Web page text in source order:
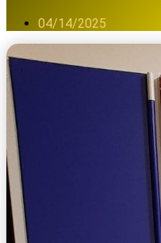
04/14/2025